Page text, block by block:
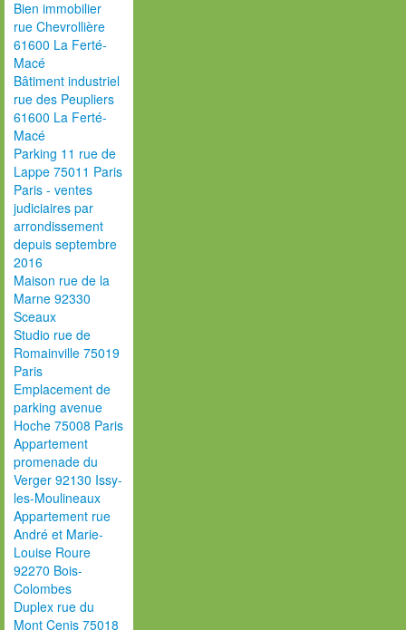
Bien immobilier
rue Chevrollière
61600 La Ferté-
Macé
Bâtiment industriel
rue des Peupliers
61600 La Ferté-
Macé
Parking 11 rue de
Lappe 75011 Paris
Paris - ventes
judiciaires par
arrondissement
depuis septembre
2016
Maison rue de la
Marne 92330
Sceaux
Studio rue de
Romainville 75019
Paris
Emplacement de
parking avenue
Hoche 75008 Paris
Appartement
promenade du
Verger 92130 Issy-
les-Moulineaux
Appartement rue
André et Marie-
Louise Roure
92270 Bois-
Colombes
Duplex rue du
Mont Cenis 75018